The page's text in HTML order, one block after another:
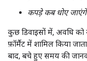
कपड़े कब धोए
कुछ डिवाइसों में, अवधि
फ़ॉर्मैट में शामिल किया
बाद, बचे हुए समय की